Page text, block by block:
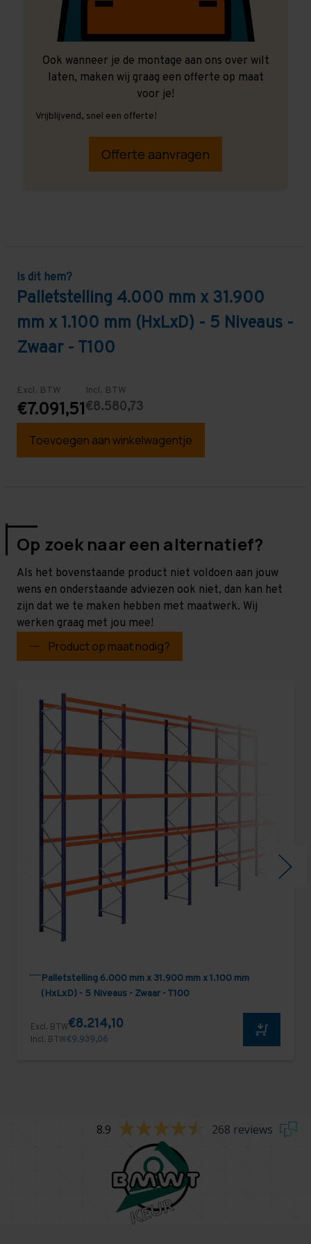
Ook wanneer je de montage aan ons over wilt
laten, maken wij graag een offerte op maat
voor je!
Vrijblijvend, snel een offerte!
Offerte aanvragen
Is dit hem?
Palletstelling 4.000 mm x 31.900
mm x 1.100 mm (HxLxD) - 5 Niveaus -
Zwaar - T100
Excl. BTW
€7.091,51
Incl. BTW
€8.580,73
Toevoegen aan winkelwagentje
Op zoek naar een alternatief?
Als het bovenstaande product niet voldoen aan jouw
wens en onderstaande adviezen ook niet, dan kan het
zijn dat we te maken hebben met maatwerk. Wij
werken graag met jou mee!
Product op maat nodig?
Palletstelling 6.000 mm x 31.900 mm x 1.100 mm
(HxLxD) - 5 Niveaus - Zwaar - T100
Excl. BTW€8.214,10
Incl. BTW€9.939,06
8.9 268 reviews